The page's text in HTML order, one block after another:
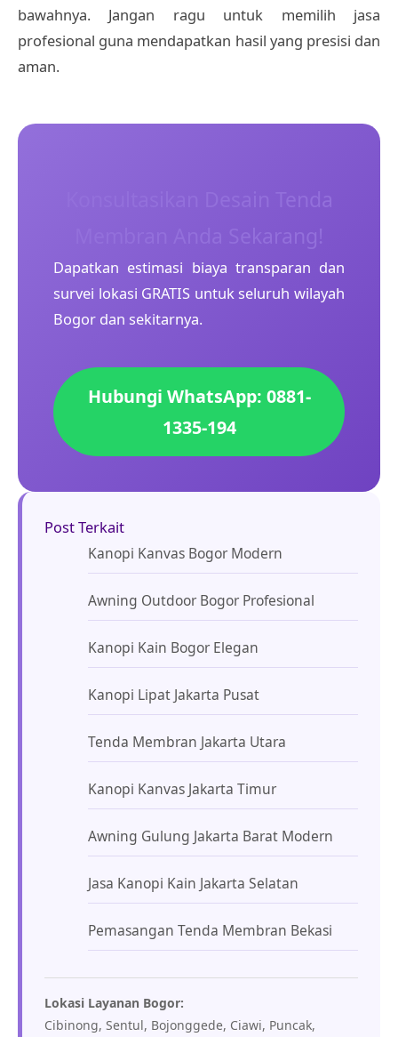
bawahnya. Jangan ragu untuk memilih jasa
profesional guna mendapatkan hasil yang presisi dan
aman.
Konsultasikan Desain Tenda
Membran Anda Sekarang!
Dapatkan estimasi biaya transparan dan
survei lokasi GRATIS untuk seluruh wilayah
Bogor dan sekitarnya.
Hubungi WhatsApp: 0881-
1335-194
Post Terkait
Kanopi Kanvas Bogor Modern
Awning Outdoor Bogor Profesional
Kanopi Kain Bogor Elegan
Kanopi Lipat Jakarta Pusat
Tenda Membran Jakarta Utara
Kanopi Kanvas Jakarta Timur
Awning Gulung Jakarta Barat Modern
Jasa Kanopi Kain Jakarta Selatan
Pemasangan Tenda Membran Bekasi
Lokasi Layanan Bogor:
Cibinong, Sentul, Bojonggede, Ciawi, Puncak,